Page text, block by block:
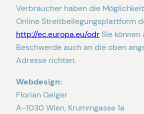
Verbraucher haben die
Online Streitbeilegungsplattform
http://ec.europa.eu/odr Sie
Beschwerde auch an die oben
Adresse richten.
Webdesign:
Florian Geiger
A-1030 Wien, Krummgasse 1a